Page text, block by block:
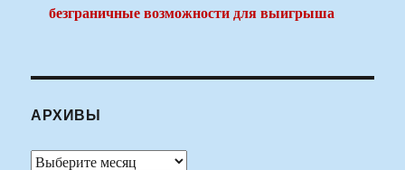
безграничные возможности для выигрыша
АРХИВЫ
Архивы